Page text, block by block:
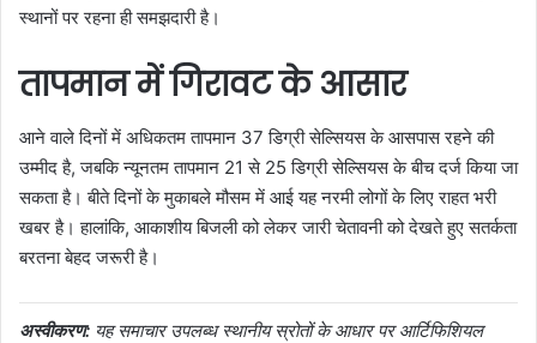
स्थानों पर रहना ही समझदारी है।
तापमान में गिरावट के आसार
आने वाले दिनों में अधिकतम तापमान 37 डिग्री सेल्सियस के आसपास रहने की
उम्मीद है, जबकि न्यूनतम तापमान 21 से 25 डिग्री सेल्सियस के बीच दर्ज किया जा
सकता है। बीते दिनों के मुकाबले मौसम में आई यह नरमी लोगों के लिए राहत भरी
खबर है। हालांकि, आकाशीय बिजली को लेकर जारी चेतावनी को देखते हुए सतर्कता
बरतना बेहद जरूरी है।
अस्वीकरण: यह समाचार उपलब्ध स्थानीय स्रोतों के आधार पर आर्टिफिशियल